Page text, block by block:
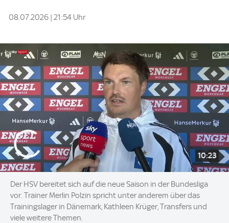
08.07.2026 | 21:54 Uhr
10:23
Der HSV bereitet sich auf die neue Saison in der Bundesliga
vor. Trainer Merlin Polzin spricht unter anderem über das
Trainingslager in Dänemark, Kathleen Krüger, Transfers und
viele weitere Themen.